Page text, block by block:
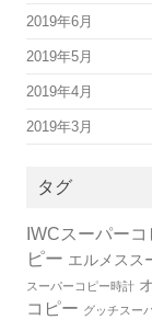
2019年6月
2019年5月
2019年4月
2019年3月
タグ
IWCスーパーコ
ピー エルメスス
スーパーコピー時計
コピー グッチスー